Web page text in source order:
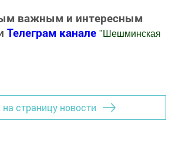
важным и интересным
Телеграм канале " Шешминская
на страницу новости